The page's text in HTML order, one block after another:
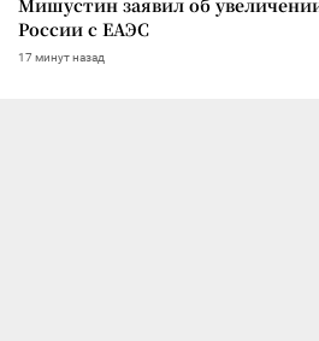
России с ЕАЭС
17 минут назад